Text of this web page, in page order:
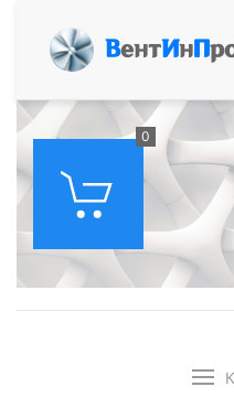
ВентИнП
0